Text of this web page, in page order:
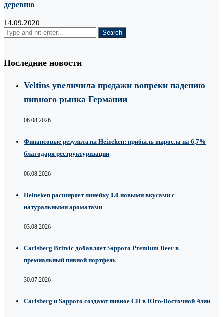
деревню
14.09.2020
Последние новости
Veltins увеличила продажи вопреки падению
пивного рынка Германии
06.08.2026
Финансовые результаты Heineken: прибыль выросла на 6,7%
благодаря реструктуризации
06.08.2026
Heineken расширяет линейку 0.0 новыми вкусами с
натуральными ароматами
03.08.2026
Carlsberg Britvic добавляет Sapporo Premium Beer в
премиальный пивной портфель
30.07.2026
Carlsberg и Sapporo создают пивное СП в Юго-Восточной Азии